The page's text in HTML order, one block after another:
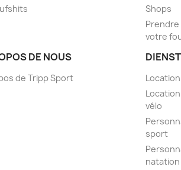
Shops
votre
DE NOUS
de Tripp Sport
vélo
sport
natation